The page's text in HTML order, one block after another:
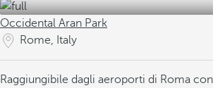
Occidental Aran Park
Rome, Italy
Raggiungibile dagli aeroporti di Roma